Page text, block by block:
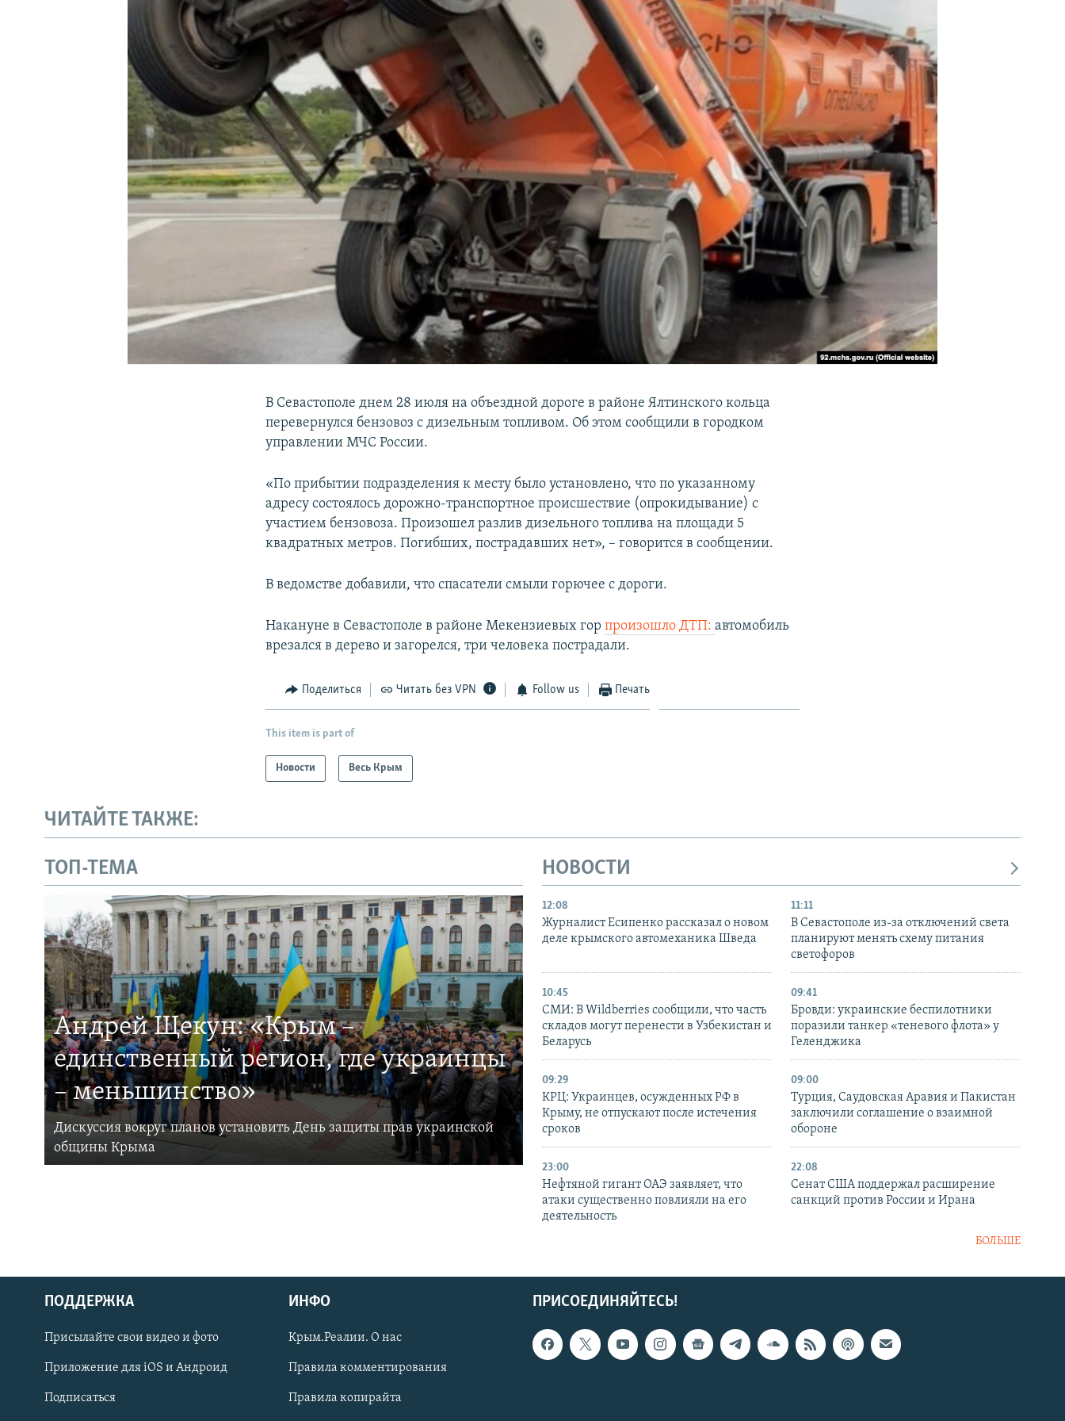
УКРАИНСКАЯ ПРОБЛЕМА КРЫМА
Українською
Qırımtatar
ПРИСОЕДИНЯЙТЕСЬ!
В Севастополе днем 28 июля на объездной дороге в районе Ялтинского кольца
перевернулся бензовоз с дизельным топливом. Об этом сообщили в городком
управлении МЧС России.
«По прибытии подразделения к месту было установлено, что по указанному
адресу состоялось дорожно-транспортное происшествие (опрокидывание) с
участием бензовоза. Произошел разлив дизельного топлива на площади 5
квадратных метров. Погибших, пострадавших нет», – говорится в сообщении.
В ведомстве добавили, что спасатели смыли горючее с дороги.
Накануне в Севастополе в районе Мекензиевых горпроизошло ДТП:автомобиль
врезался в дерево и загорелся, три человека пострадали.
Поделиться Читать без VPN Follow us Печать
This item is part of
Новости Весь Крым
ЧИТАЙТЕ ТАКЖЕ:
ТОП-ТЕМА
Андрей Щекун: «Крым –
единственный регион, где украинцы
– меньшинство»
Дискуссия вокруг планов установить День защиты прав украинской
общины Крыма
НОВОСТИ
12:08
Журналист Есипенко рассказал о новом
деле крымского автомеханика Шведа
11:11
В Севастополе из-за отключений света
планируют менять схему питания
светофоров
10:45
СМИ: В Wildberries сообщили, что часть
складов могут перенести в Узбекистан и
Беларусь
09:41
Бровди: украинские беспилотники
поразили танкер «теневого флота» у
Геленджика
09:29
КРЦ: Украинцев, осужденных РФ в
Крыму, не отпускают после истечения
сроков
09:00
Турция, Саудовская Аравия и Пакистан
заключили соглашение о взаимной
обороне
23:00
Нефтяной гигант ОАЭ заявляет, что
атаки существенно повлияли на его
деятельность
22:08
Сенат США поддержал расширение
санкций против России и Ирана
БОЛЬШЕ
ПРИСОЕДИНЯЙТЕСЬ!
ПОДДЕРЖКА
Присылайте свои видео и фото
Приложение для iOS и Андроид
Подписаться
ИНФО
Крым.Реалии. О нас
Правила комментирования
Правила копирайта